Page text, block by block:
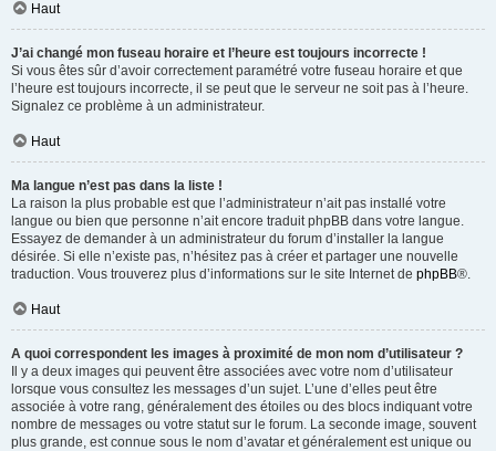
Haut
J’ai changé mon fuseau horaire et l’heure est toujours incorrecte !
Si vous êtes sûr d’avoir correctement paramétré votre fuseau horaire et que
l’heure est toujours incorrecte, il se peut que le serveur ne soit pas à l’heure.
Signalez ce problème à un administrateur.
Haut
Ma langue n’est pas dans la liste !
La raison la plus probable est que l’administrateur n’ait pas installé votre
langue ou bien que personne n’ait encore traduit phpBB dans votre langue.
Essayez de demander à un administrateur du forum d’installer la langue
désirée. Si elle n’existe pas, n’hésitez pas à créer et partager une nouvelle
traduction. Vous trouverez plus d’informations sur le site Internet de phpBB®.
Haut
A quoi correspondent les images à proximité de mon nom d’utilisateur ?
Il y a deux images qui peuvent être associées avec votre nom d’utilisateur
lorsque vous consultez les messages d’un sujet. L’une d’elles peut être
associée à votre rang, généralement des étoiles ou des blocs indiquant votre
nombre de messages ou votre statut sur le forum. La seconde image, souvent
plus grande, est connue sous le nom d’avatar et généralement est unique ou